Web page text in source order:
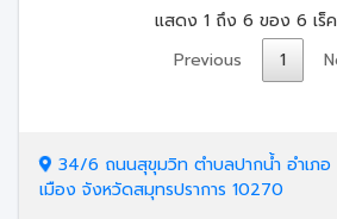
แสดง 1 ถึง 6 ของ 6 เร็
Previous
1
34/6 ถนนสุขุมวิท ตำบลปากน้ำ อำเภอ
เมือง จังหวัดสมุทรปราการ 10270